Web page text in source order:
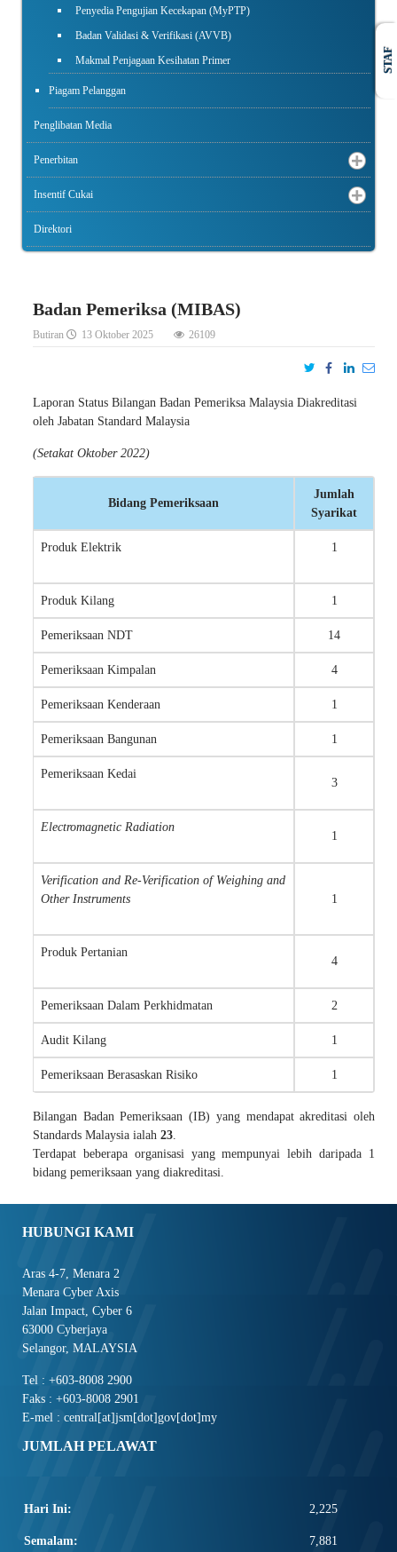
Penyedia Pengujian Kecekapan (MyPTP)
Badan Validasi & Verifikasi (AVVB)
Makmal Penjagaan Kesihatan Primer
Piagam Pelanggan
Penglibatan Media
Penerbitan
Insentif Cukai
Direktori
Badan Pemeriksa (MIBAS)
Butiran 13 Oktober 2025 26109
Laporan Status Bilangan Badan Pemeriksa Malaysia Diakreditasi
oleh Jabatan Standard Malaysia
(Setakat Oktober 2022)
Bidang Pemeriksaan
Jumlah
Syarikat
Produk Elektrik 1
Produk Kilang 1
Pemeriksaan NDT 14
Pemeriksaan Kimpalan 4
Pemeriksaan Kenderaan 1
Pemeriksaan Bangunan 1
Pemeriksaan Kedai
3
Electromagnetic Radiation
1
Verification and Re-Verification of Weighing and
Other Instruments
1
Produk Pertanian
4
Pemeriksaan Dalam Perkhidmatan 2
Audit Kilang 1
Pemeriksaan Berasaskan Risiko 1
Bilangan Badan Pemeriksaan (IB) yang mendapat akreditasi oleh
Standards Malaysia ialah 23
Terdapat beberapa organisasi yang mempunyai lebih daripada 1
bidang pemeriksaan yang diakreditasi.
HUBUNGI KAMI
Aras 4-7, Menara 2
Menara Cyber Axis
Jalan Impact, Cyber 6
63000 Cyberjaya
Selangor, MALAYSIA
Tel : +603-8008 2900
Faks : +603-8008 2901
E-mel : central[at]jsm[dot]gov[dot]my
JUMLAH PELAWAT
Hari Ini: 2,225
Semalam: 7,881
STAF